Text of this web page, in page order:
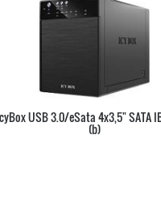
USB 3.0/eSata 4x3,5" SATA
(b)